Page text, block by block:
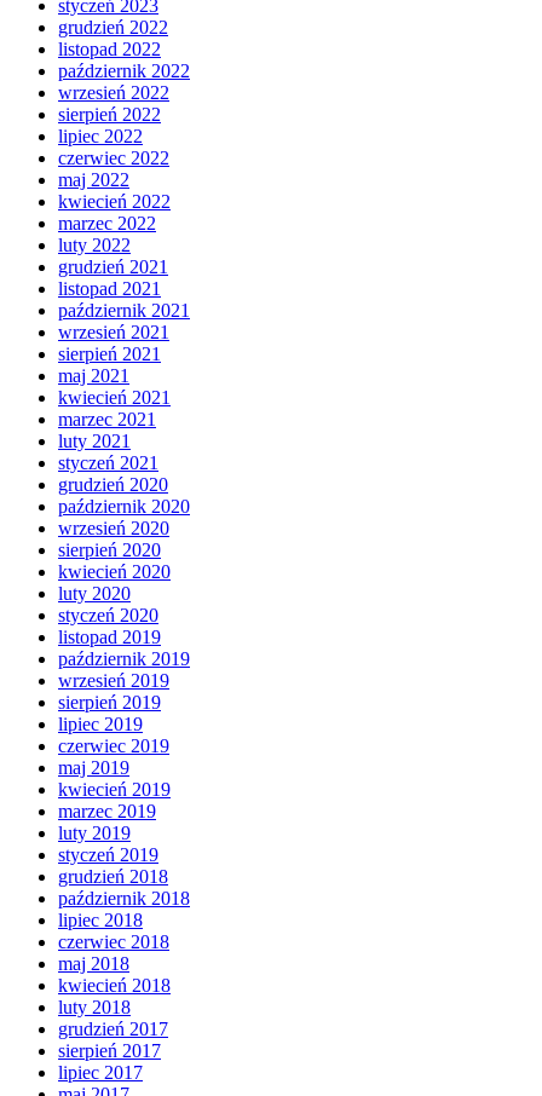
styczeń 2023
grudzień 2022
listopad 2022
październik 2022
wrzesień 2022
sierpień 2022
lipiec 2022
czerwiec 2022
maj 2022
kwiecień 2022
marzec 2022
luty 2022
grudzień 2021
listopad 2021
październik 2021
wrzesień 2021
sierpień 2021
maj 2021
kwiecień 2021
marzec 2021
luty 2021
styczeń 2021
grudzień 2020
październik 2020
wrzesień 2020
sierpień 2020
kwiecień 2020
luty 2020
styczeń 2020
listopad 2019
październik 2019
wrzesień 2019
sierpień 2019
lipiec 2019
czerwiec 2019
maj 2019
kwiecień 2019
marzec 2019
luty 2019
styczeń 2019
grudzień 2018
październik 2018
lipiec 2018
czerwiec 2018
maj 2018
kwiecień 2018
luty 2018
grudzień 2017
sierpień 2017
lipiec 2017